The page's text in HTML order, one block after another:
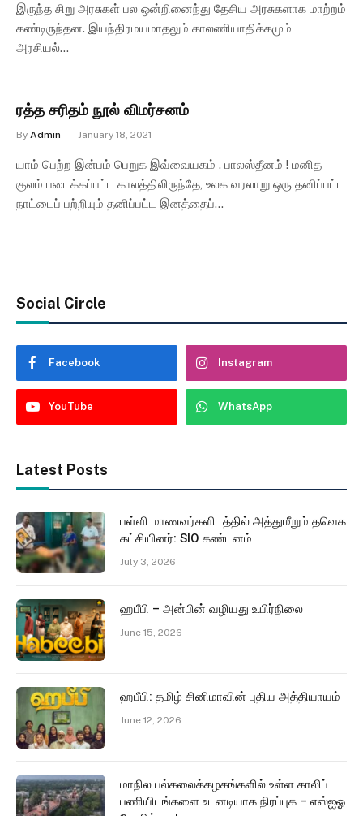
இருந்த சிறு அரசுகள் பல ஒன்றினைந்து தேசிய அரசுகளாக மாற்றம்
கண்டிருந்தன. இயந்திரமயமாதலும் காலணியாதிக்கமும்
அரசியல்…
ரத்த சரிதம் நூல் விமர்சனம்
By Admin January 18, 2021
யாம் பெற்ற இன்பம் பெறுக இவ்வையகம் . பாலஸ்தீனம் ! மனித
குலம் படைக்கப்பட்ட காலத்திலிருந்தே, உலக வரலாறு ஒரு தனிப்பட்ட
நாட்டைப் பற்றியும் தனிப்பட்ட இனத்தைப்…
Social Circle
Facebook Instagram
YouTube WhatsApp
Latest Posts
பள்ளி மாணவர்களிடத்தில் அத்துமீறும் தவெக
கட்சியினர்: SIO கண்டனம்
July 3, 2026
ஹபீபி – அன்பின் வழியது உயிர்நிலை
June 15, 2026
ஹபீபி: தமிழ் சினிமாவின் புதிய அத்தியாயம்
June 12, 2026
மாநில பல்கலைக்கழகங்களில் உள்ள காலிப்
பணியிடங்களை உடனடியாக நிரப்புக – எஸ்ஐஓ